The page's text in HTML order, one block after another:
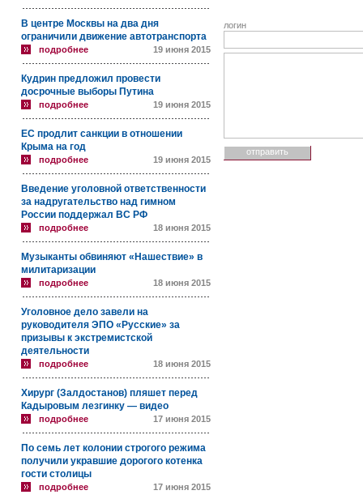
В центре Москвы на два дня
ограничили движение автотранспорта
подробнее 19 июня 2015
Кудрин предложил провести
досрочные выборы Путина
подробнее 19 июня 2015
ЕС продлит санкции в отношении
Крыма на год
подробнее 19 июня 2015
Введение уголовной ответственности
за надругательство над гимном
России поддержал ВС РФ
подробнее 18 июня 2015
Музыканты обвиняют «Нашествие» в
милитаризации
подробнее 18 июня 2015
Уголовное дело завели на
руководителя ЭПО «Русские» за
призывы к экстремистской
деятельности
подробнее 18 июня 2015
Хирург (Залдостанов) пляшет перед
Кадыровым лезгинку — видео
подробнее 17 июня 2015
По семь лет колонии строгого режима
получили укравшие дорогого котенка
гости столицы
подробнее 17 июня 2015
логин